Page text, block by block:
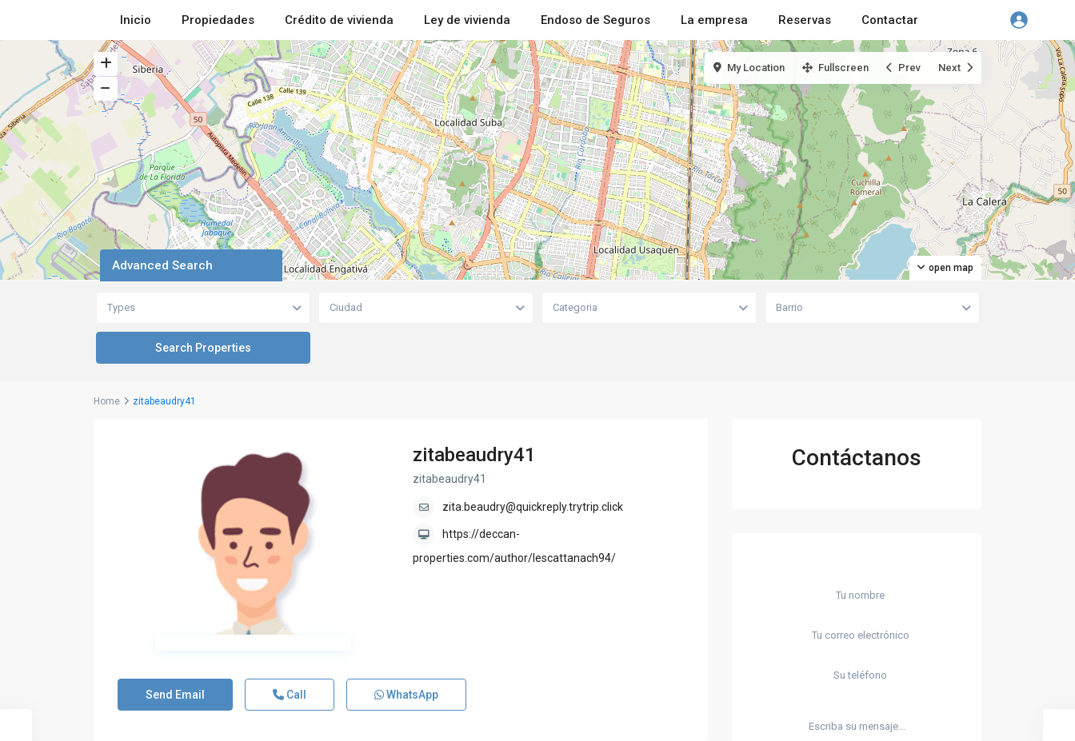
Inicio Propiedades Crédito de vivienda Ley de vivienda Endoso de Seguros La empresa Reservas Contactar
open map
My Location Fullscreen Prev Next
Advanced Search
Types Ciudad Categoria Barrio
Home zitabeaudry41
zitabeaudry41
zitabeaudry41
zita.beaudry@quickreply.trytrip.click
https://deccan-
properties.com/author/lescattanach94/
Send Email Call WhatsApp
Contáctanos